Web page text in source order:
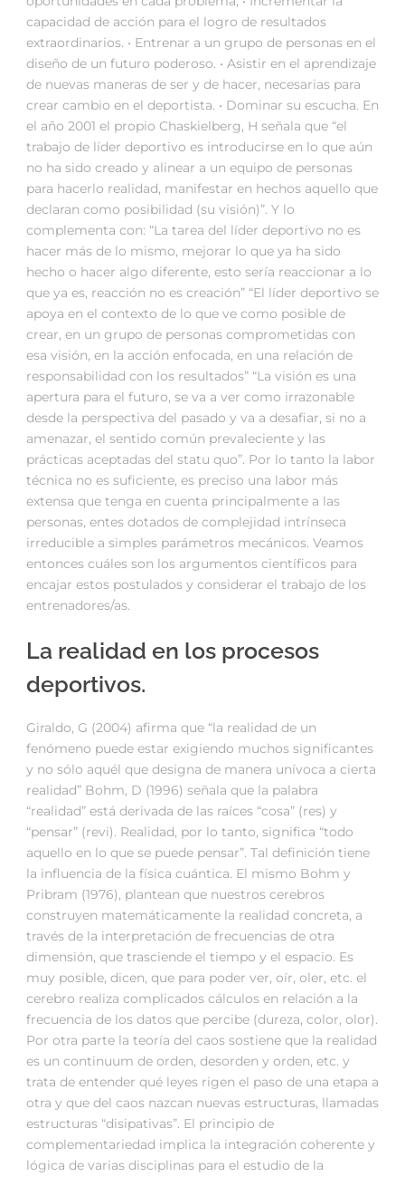
capacidad de acción para el logro de resultados
extraordinarios. • Entrenar a un grupo de personas en el
diseño de un futuro poderoso. • Asistir en el aprendizaje
de nuevas maneras de ser y de hacer, necesarias para
crear cambio en el deportista. • Dominar su escucha. En
el año 2001 el propio Chaskielberg, H señala que “el
trabajo de líder deportivo es introducirse en lo que aún
no ha sido creado y alinear a un equipo de personas
para hacerlo realidad, manifestar en hechos aquello que
declaran como posibilidad (su visión)”. Y lo
complementa con: “La tarea del líder deportivo no es
hacer más de lo mismo, mejorar lo que ya ha sido
hecho o hacer algo diferente, esto sería reaccionar a lo
que ya es, reacción no es creación” “El líder deportivo se
apoya en el contexto de lo que ve como posible de
crear, en un grupo de personas comprometidas con
esa visión, en la acción enfocada, en una relación de
responsabilidad con los resultados” “La visión es una
apertura para el futuro, se va a ver como irrazonable
desde la perspectiva del pasado y va a desafiar, si no a
amenazar, el sentido común prevaleciente y las
prácticas aceptadas del statu quo”. Por lo tanto la labor
técnica no es suficiente, es preciso una labor más
extensa que tenga en cuenta principalmente a las
personas, entes dotados de complejidad intrínseca
irreducible a simples parámetros mecánicos. Veamos
entonces cuáles son los argumentos científicos para
encajar estos postulados y considerar el trabajo de los
entrenadores/as.
La realidad en los procesos
deportivos.
Giraldo, G (2004) afirma que “la realidad de un
fenómeno puede estar exigiendo muchos significantes
y no sólo aquél que designa de manera unívoca a cierta
realidad” Bohm, D (1996) señala que la palabra
“realidad” está derivada de las raíces “cosa” (res) y
“pensar” (revi). Realidad, por lo tanto, significa “todo
aquello en lo que se puede pensar”. Tal definición tiene
la influencia de la física cuántica. El mismo Bohm y
Pribram (1976), plantean que nuestros cerebros
construyen matemáticamente la realidad concreta, a
través de la interpretación de frecuencias de otra
dimensión, que trasciende el tiempo y el espacio. Es
muy posible, dicen, que para poder ver, oír, oler, etc. el
cerebro realiza complicados cálculos en relación a la
frecuencia de los datos que percibe (dureza, color, olor).
Por otra parte la teoría del caos sostiene que la realidad
es un continuum de orden, desorden y orden, etc. y
trata de entender qué leyes rigen el paso de una etapa a
otra y que del caos nazcan nuevas estructuras, llamadas
estructuras “disipativas”. El principio de
complementariedad implica la integración coherente y
lógica de varias disciplinas para el estudio de la